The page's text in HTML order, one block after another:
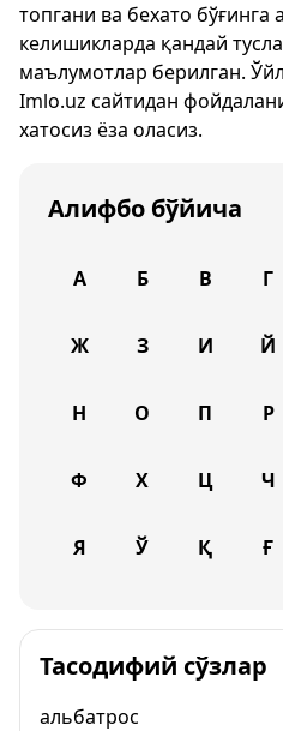
топгани ва бехато
келишикларда қандай
маълумотлар берилган.
Imlo.uz сайтидан
хатосиз ёза оласиз.
Алифбо бўйича
А Б В Г
Ж З И Й
Н О П Р
Ф Х Ц Ч
Я Ў Қ Ғ
Тасодифий сўзлар
альбатрос